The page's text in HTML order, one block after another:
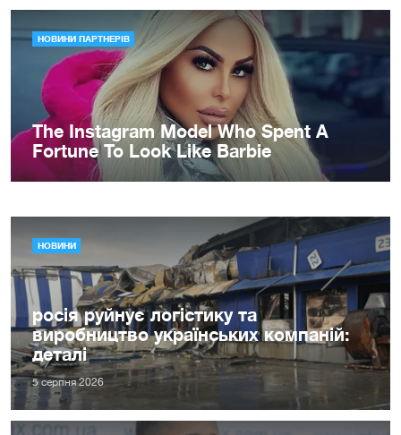
НОВИНИ
росія руйнує логістику та
виробництво українських компаній:
деталі
5 серпня 2026